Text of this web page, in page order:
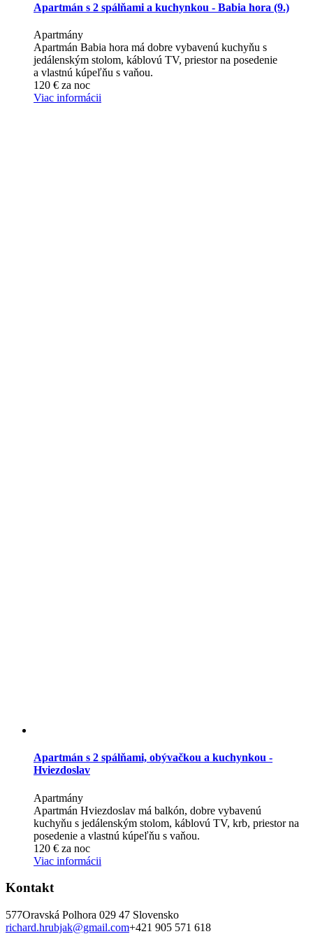
Apartmán s 2 spálňami a kuchynkou - Babia hora (9.)
Apartmány
Apartmán Babia hora má dobre vybavenú kuchyňu s
jedálenským stolom, káblovú TV, priestor na posedenie
a vlastnú kúpeľňu s vaňou.
120 € za noc
Viac informácii
Apartmán s 2 spálňami, obývačkou a kuchynkou -
Hviezdoslav
Apartmány
Apartmán Hviezdoslav má balkón, dobre vybavenú
kuchyňu s jedálenským stolom, káblovú TV, krb, priestor na
posedenie a vlastnú kúpeľňu s vaňou.
120 € za noc
Viac informácii
Kontakt
577Oravská Polhora 029 47 Slovensko
richard.hrubjak@gmail.com+421 905 571 618